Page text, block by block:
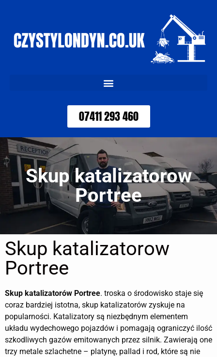
07411 293 460
Skup katalizatorow
Portree
Skup katalizatorow
Portree
Skup katalizatorów Portree. troska o środowisko staje się
coraz bardziej istotna, skup katalizatorów zyskuje na
popularności. Katalizatory są niezbędnym elementem
układu wydechowego pojazdów i pomagają ograniczyć ilość
szkodliwych gazów emitowanych przez silnik. Zawierają one
trzy metale szlachetne – platynę, pallad i rod, które są nie